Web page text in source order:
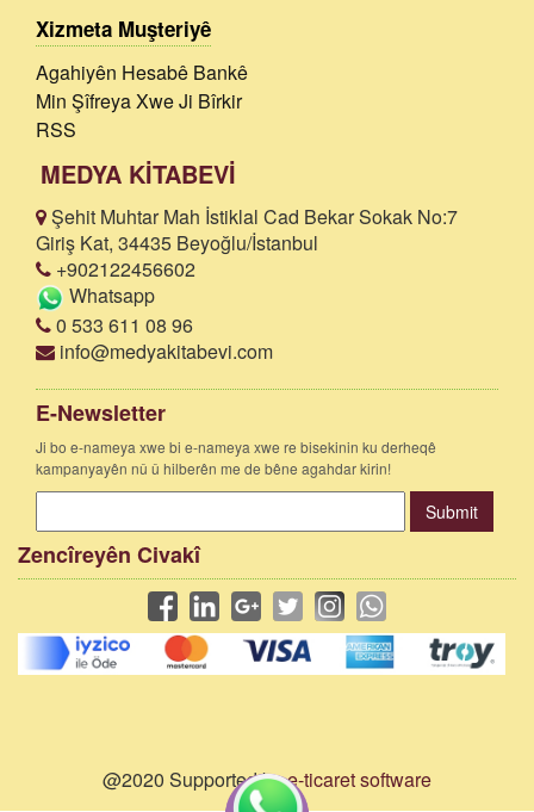
Xizmeta Muşteriyê
Agahiyên Hesabê Bankê
Min Şîfreya Xwe Ji Bîrkir
RSS
MEDYA KİTABEVİ
Şehit Muhtar Mah İstiklal Cad Bekar Sokak No:7
Giriş Kat, 34435 Beyoğlu/İstanbul
+902122456602
Whatsapp
0 533 611 08 96
info@medyakitabevi.com
E-Newsletter
Ji bo e-nameya xwe bi e-nameya xwe re bisekinin ku derheqê
kampanyayên nû û hilberên me de bêne agahdar kirin!
Submit
Zencîreyên Civakî
@2020 Supported bye-ticaret software